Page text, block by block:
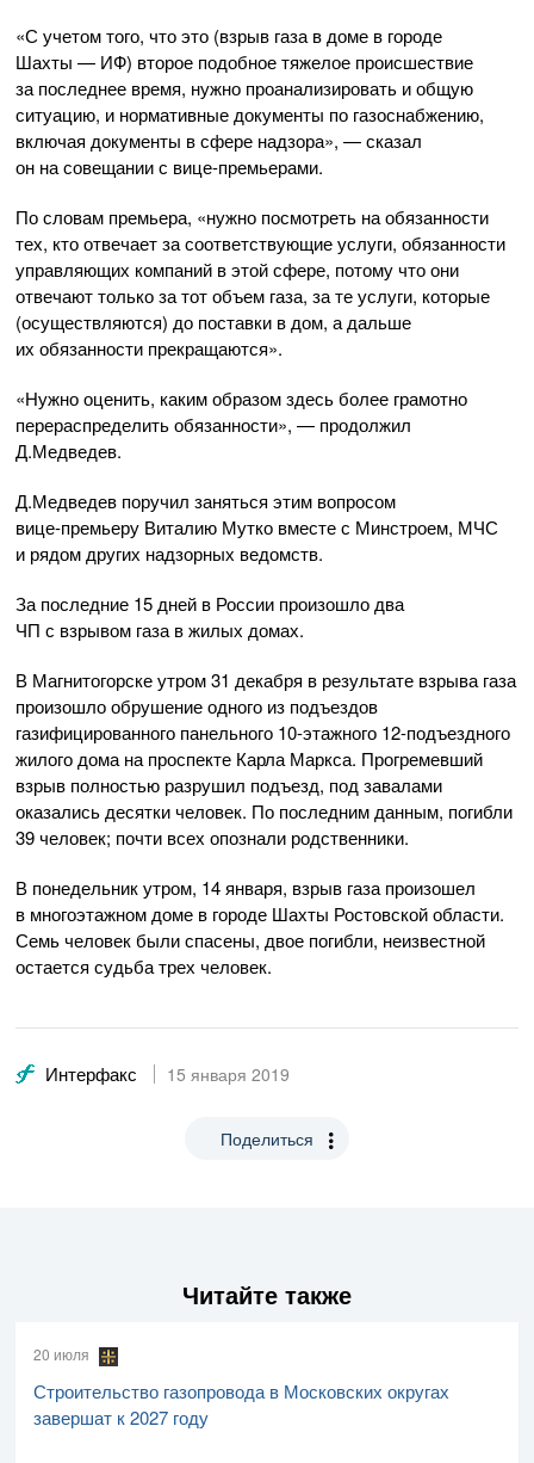
«С учетом того, что это (взрыв газа в доме в городе
Шахты — ИФ) второе подобное тяжелое происшествие
за последнее время, нужно проанализировать и общую
ситуацию, и нормативные документы по газоснабжению,
включая документы в сфере надзора», — сказал
он на совещании с вице-премьерами.
По словам премьера, «нужно посмотреть на обязанности
тех, кто отвечает за соответствующие услуги, обязанности
управляющих компаний в этой сфере, потому что они
отвечают только за тот объем газа, за те услуги, которые
(осуществляются) до поставки в дом, а дальше
их обязанности прекращаются».
«Нужно оценить, каким образом здесь более грамотно
перераспределить обязанности», — продолжил
Д.Медведев.
Д.Медведев поручил заняться этим вопросом
вице-премьеру Виталию Мутко вместе с Минстроем, МЧС
и рядом других надзорных ведомств.
За последние 15 дней в России произошло два
ЧП с взрывом газа в жилых домах.
В Магнитогорске утром 31 декабря в результате взрыва газа
произошло обрушение одного из подъездов
газифицированного панельного 10-этажного 12-подъездного
жилого дома на проспекте Карла Маркса. Прогремевший
взрыв полностью разрушил подъезд, под завалами
оказались десятки человек. По последним данным, погибли
39 человек; почти всех опознали родственники.
В понедельник утром, 14 января, взрыв газа произошел
в многоэтажном доме в городе Шахты Ростовской области.
Семь человек были спасены, двое погибли, неизвестной
остается судьба трех человек.
Интерфакс 15 января 2019
Поделиться
Читайте также
20 июля
Строительство газопровода в Московских округах
завершат к 2027 году